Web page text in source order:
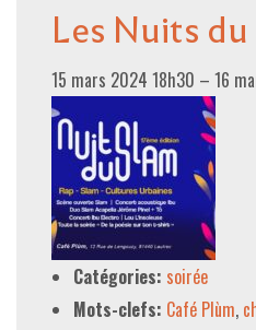
Les Nuits
15 mars 2024 18h30 – 16
Catégories: soirée
Mots-clefs: Café Plùm,